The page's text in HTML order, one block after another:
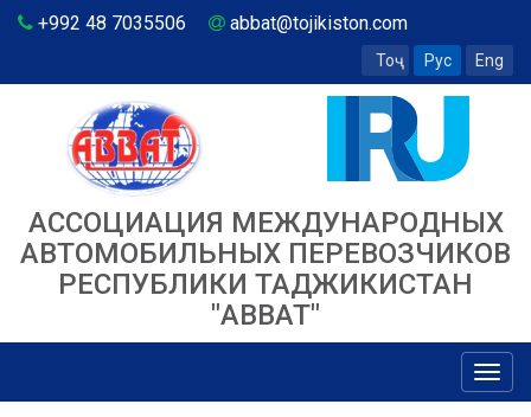
+992 48 7035506 abbat@tojikiston.com
Тоҷ Рус Eng
АССОЦИАЦИЯ МЕЖДУНАРОДНЫХ
АВТОМОБИЛЬНЫХ ПЕРЕВОЗЧИКОВ
РЕСПУБЛИКИ ТАДЖИКИСТАН
"ABBAT"